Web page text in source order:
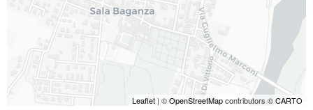
Leaflet | ©OpenStreetMapcontributors ©CARTO